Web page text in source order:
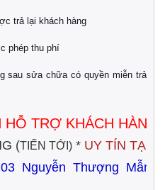
trả lại khách hàng
phép thu phí
sau sửa chữa có quyền miễn trả
TRỢ KHÁCH HÀNG
(TIẾN TỚI) * UY TÍN TẠO
Nguyễn Thượng Mẫn